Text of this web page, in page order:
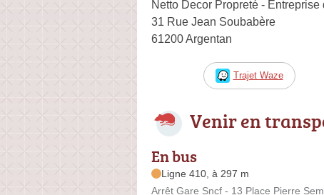
Netto Decor Propreté -
31 Rue Jean Soubabère
61200 Argentan
Trajet Waze
Venir en
En bus
Ligne 410, à 297 m
Arrêt Gare Sncf - 13 Place Pierre